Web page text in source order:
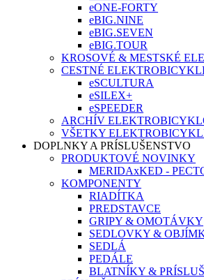
eONE-FORTY
eBIG.NINE
eBIG.SEVEN
eBIG.TOUR
KROSOVÉ & MESTSKÉ
CESTNÉ
eSCULTURA
eSILEX+
eSPEEDER
ARCHÍV
VŠETKY
DOPLNKY A PRÍSLUŠENSTVO
PRODUKTOVÉ NOVINKY
MERIDAxKED -
KOMPONENTY
RIADÍTKA
PREDSTAVCE
GRIPY & OMOTÁVKY
SEDLOVKY &
SEDLÁ
PEDÁLE
BLATNÍKY &